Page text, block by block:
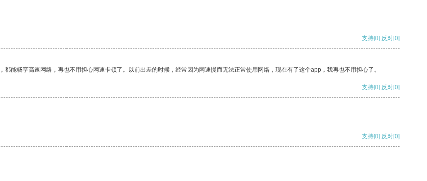
支持[0] 反对[0]
能畅享高速网络，再也不用担心网速卡顿了。以前出差的时候，经常因为网速慢而无法正常使用网络，现在有了这个app，我再也不用担心了。
支持[0] 反对[0]
支持[0] 反对[0]